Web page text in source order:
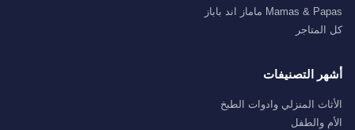
Mamas & Papas ماماز اند باباز
كل المتاجر
أشهر التصنيفات
الأثاث المنزلي وادوات الطبخ
الأم والطفل